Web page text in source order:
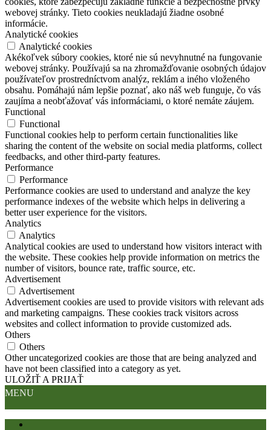
webovej stránky. Tieto cookies neukladajú žiadne osobné
informácie.
Analytické cookies
Analytické cookies
Akékoľvek súbory cookies, ktoré nie sú nevyhnutné na fungovanie
webovej stránky. Používajú sa na zhromažďovanie osobných údajov
používateľov prostredníctvom analýz, reklám a iného vloženého
obsahu. Pomáhajú nám lepšie poznať, ako náš web funguje, čo vás
zaujíma a neobťažovať vás informáciami, o ktoré nemáte záujem.
Functional
Functional
Functional cookies help to perform certain functionalities like
sharing the content of the website on social media platforms, collect
feedbacks, and other third-party features.
Performance
Performance
Performance cookies are used to understand and analyze the key
performance indexes of the website which helps in delivering a
better user experience for the visitors.
Analytics
Analytics
Analytical cookies are used to understand how visitors interact with
the website. These cookies help provide information on metrics the
number of visitors, bounce rate, traffic source, etc.
Advertisement
Advertisement
Advertisement cookies are used to provide visitors with relevant ads
and marketing campaigns. These cookies track visitors across
websites and collect information to provide customized ads.
Others
Others
Other uncategorized cookies are those that are being analyzed and
have not been classified into a category as yet.
ULOŽIŤ A PRIJAŤ
MENU